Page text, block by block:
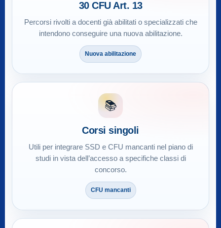
30 CFU Art. 13
Percorsi rivolti a docenti già abilitati o specializzati che
intendono conseguire una nuova abilitazione.
Nuova abilitazione
📚
Corsi singoli
Utili per integrare SSD e CFU mancanti nel piano di
studi in vista dell’accesso a specifiche classi di
concorso.
CFU mancanti